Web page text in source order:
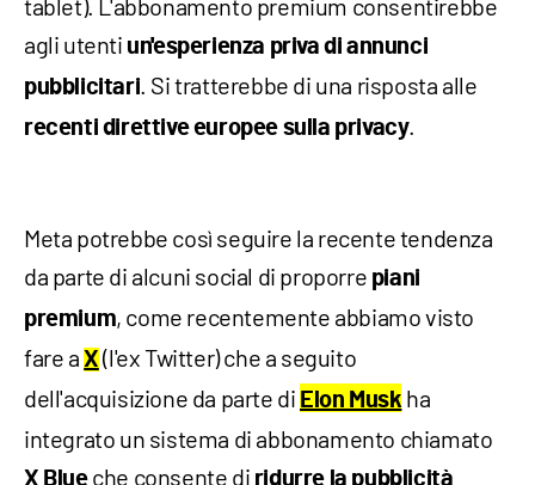
tablet). L'abbonamento premium consentirebbe
agli utenti un'esperienza priva di annunci
pubblicitari. Si tratterebbe di una risposta alle
recenti direttive europee sulla privacy.
Meta potrebbe così seguire la recente tendenza
da parte di alcuni social di proporre piani
premium, come recentemente abbiamo visto
fare aX(l'ex Twitter) che a seguito
dell'acquisizione da parte di Elon Musk ha
integrato un sistema di abbonamento chiamato
X Blueche consente di ridurre la pubblicità